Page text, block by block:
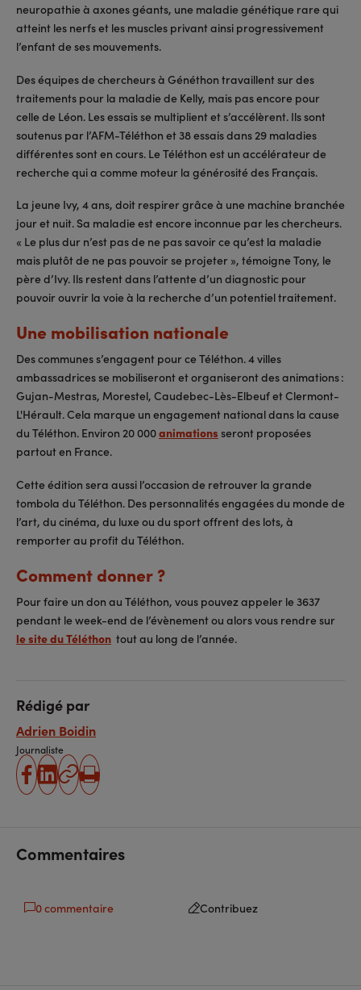
neuropathie à axones géants, une maladie génétique rare qui
atteint les nerfs et les muscles privant ainsi progressivement
l’enfant de ses mouvements.
Des équipes de chercheurs à Généthon travaillent sur des
traitements pour la maladie de Kelly, mais pas encore pour
celle de Léon. Les essais se multiplient et s’accélèrent. Ils sont
soutenus par l’AFM-Téléthon et 38 essais dans 29 maladies
différentes sont en cours. Le Téléthon est un accélérateur de
recherche qui a comme moteur la générosité des Français.
La jeune Ivy, 4 ans, doit respirer grâce à une machine branchée
jour et nuit. Sa maladie est encore inconnue par les chercheurs.
« Le plus dur n’est pas de ne pas savoir ce qu’est la maladie
mais plutôt de ne pas pouvoir se projeter », témoigne Tony, le
père d’Ivy. Ils restent dans l’attente d’un diagnostic pour
pouvoir ouvrir la voie à la recherche d’un potentiel traitement.
Une mobilisation nationale
Des communes s’engagent pour ce Téléthon. 4 villes
ambassadrices se mobiliseront et organiseront des animations :
Gujan-Mestras, Morestel, Caudebec-Lès-Elbeuf et Clermont-
L'Hérault. Cela marque un engagement national dans la cause
du Téléthon. Environ 20 000animations seront proposées
partout en France.
Cette édition sera aussi l’occasion de retrouver la grande
tombola du Téléthon. Des personnalités engagées du monde de
l’art, du cinéma, du luxe ou du sport offrent des lots, à
remporter au profit du Téléthon.
Comment donner ?
Pour faire un don au Téléthon, vous pouvez appeler le 3637
pendant le week-end de l’évènement ou alors vous rendre sur
le site du Téléthon tout au long de l’année.
Rédigé par
Adrien Boidin
Journaliste
partager
partager
Copier
Imprimer
Commentaires
0 commentaire Contribuez